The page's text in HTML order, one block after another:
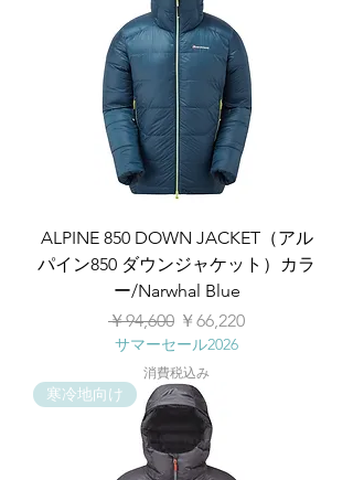
ALPINE 850 DOWN JACKET（アル
パイン850 ダウンジャケット）カラ
ー/Narwhal Blue
通常価格
￥94,600 セール価格
￥66,220
サマーセール2026
消費税込み
寒冷地向け